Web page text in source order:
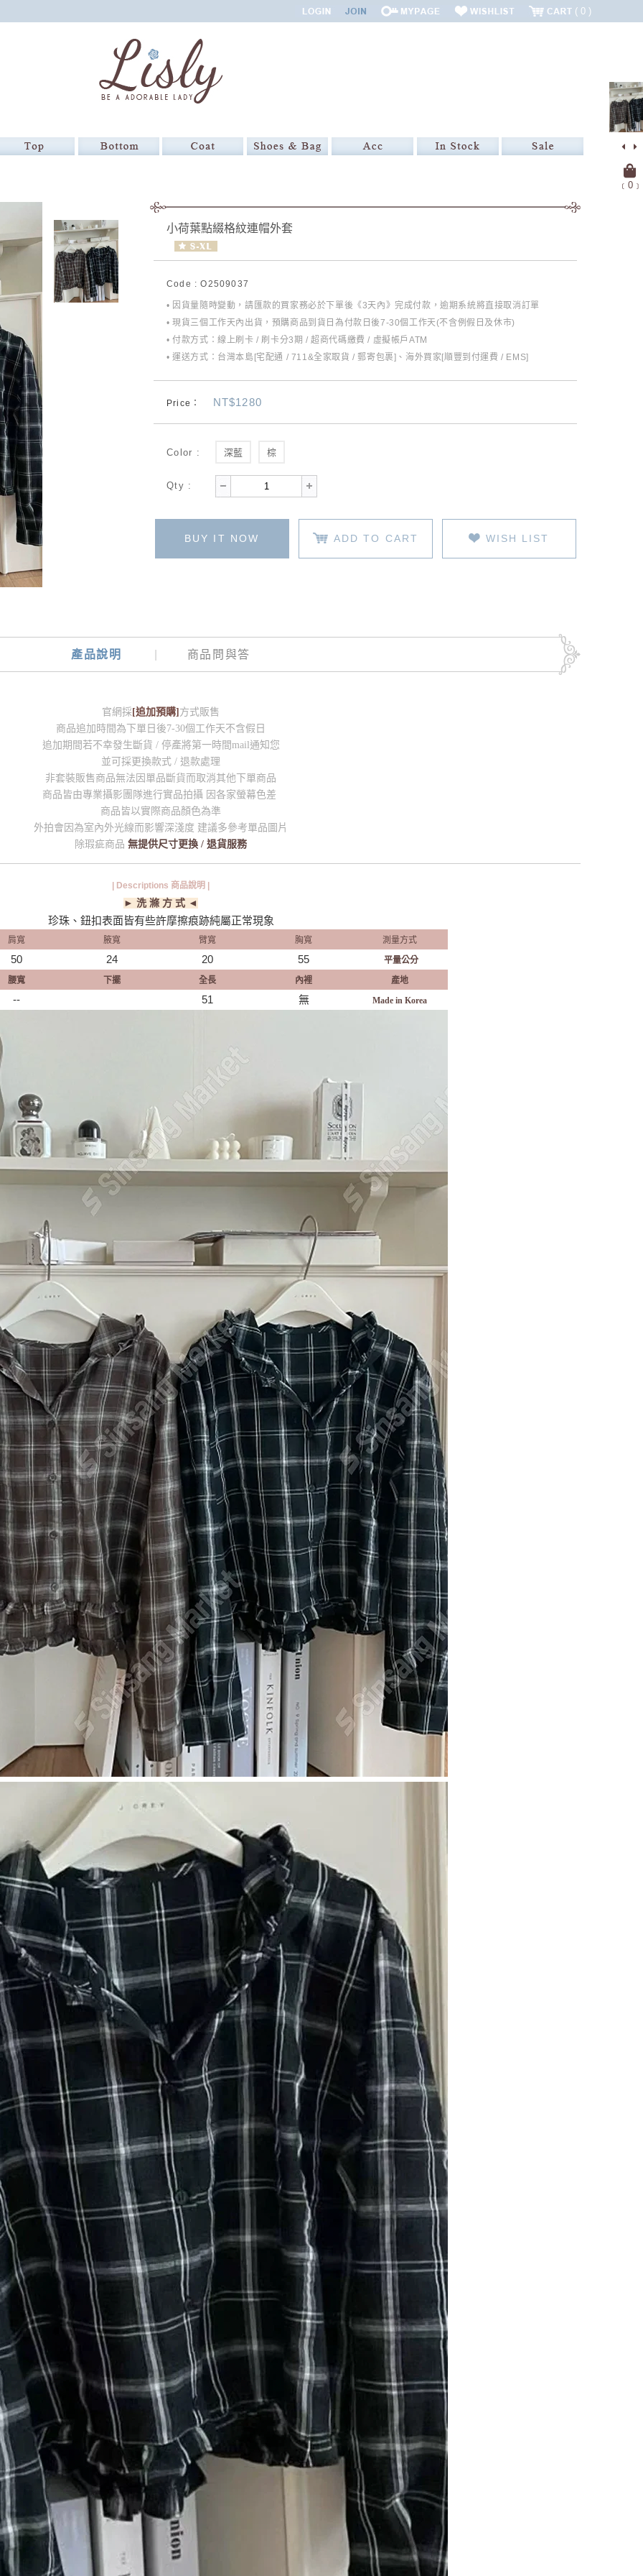
0
﹝ 0﹞
小荷葉點綴格紋連帽外套
Code : O2509037
• 因貨量隨時變動，請匯款的買家務必於下單後《3天內》完成付款，逾期系統將直接取消訂單
• 現貨三個工作天內出貨，預購商品到貨日為付款日後7-30個工作天(不含例假日及休市)
• 付款方式：線上刷卡 / 刷卡分3期 / 超商代碼繳費 / 虛擬帳戶ATM
• 運送方式：台灣本島[宅配通 / 711&全家取貨 / 郵寄包裹]、海外買家[順豐到付運費 / EMS]
Price： NT$1280
Color : 深藍 棕
Qty :
BUY IT NOW ADD TO CART WISH LIST
產品說明 商品問與答
官網採 [追加預購] 方式販售
商品追加時間為下單日後7-30個工作天不含假日
追加期間若不幸發生斷貨 / 停產將第一時間mail通知您
並可採更換款式 / 退款處理
非套裝販售商品無法因單品斷貨而取消其他下單商品
商品皆由專業攝影團隊進行實品拍攝 因各家螢幕色差
商品皆以實際商品顏色為準
外拍會因為室內外光線而影響深淺度 建議多參考單品圖片
除瑕疵商品 無提供尺寸更換 / 退貨服務
| Descriptions 商品說明 |
► 洗 滌 方 式 ◄
珍珠、鈕扣表面皆有些許摩擦痕跡純屬正常現象
肩寬 腋寬 臂寬 胸寬 測量方式
50 24 20 55
平量公分
腰寬
下擺 全長 內裡 產地
-- 51 無 Made in Korea